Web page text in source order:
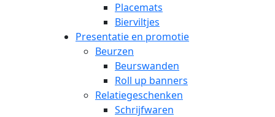
Placemats
Bierviltjes
Presentatie en promotie
Beurzen
Beurswanden
Roll up banners
Relatiegeschenken
Schrijfwaren